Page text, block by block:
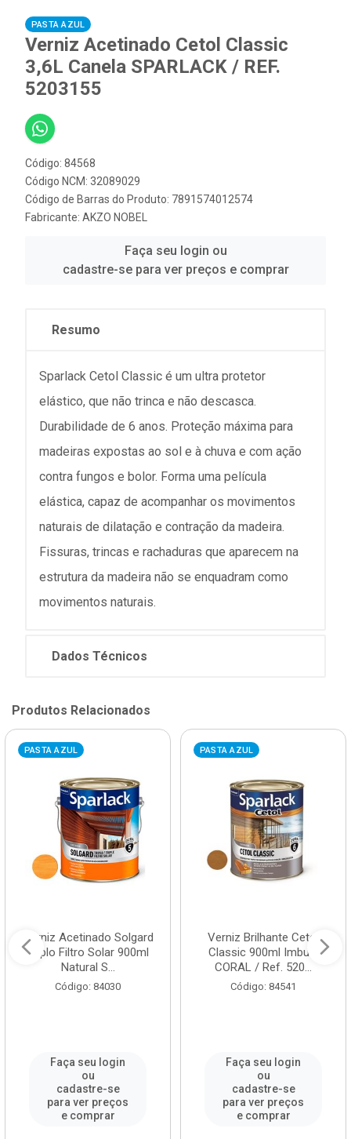
PASTA AZUL
Verniz Acetinado Cetol Classic
3,6L Canela SPARLACK / REF.
5203155
Código: 84568
Código NCM: 32089029
Código de Barras do Produto: 7891574012574
Fabricante: AKZO NOBEL
Faça seu login ou
cadastre-se para ver preços e comprar
Resumo
Sparlack Cetol Classic é um ultra protetor
elástico, que não trinca e não descasca.
Durabilidade de 6 anos. Proteção máxima para
madeiras expostas ao sol e à chuva e com ação
contra fungos e bolor. Forma uma película
elástica, capaz de acompanhar os movimentos
naturais de dilatação e contração da madeira.
Fissuras, trincas e rachaduras que aparecem na
estrutura da madeira não se enquadram como
movimentos naturais.
Dados Técnicos
Produtos Relacionados
PASTA AZUL
Verniz Acetinado Solgard
Triplo Filtro Solar 900ml
Natural S...
Código: 84030
Faça seu login
ou
cadastre-se
para ver preços
e comprar
PASTA AZUL
Verniz Brilhante Cetol
Classic 900ml Imbuia
CORAL / Ref. 520...
Código: 84541
Faça seu login
ou
cadastre-se
para ver preços
e comprar